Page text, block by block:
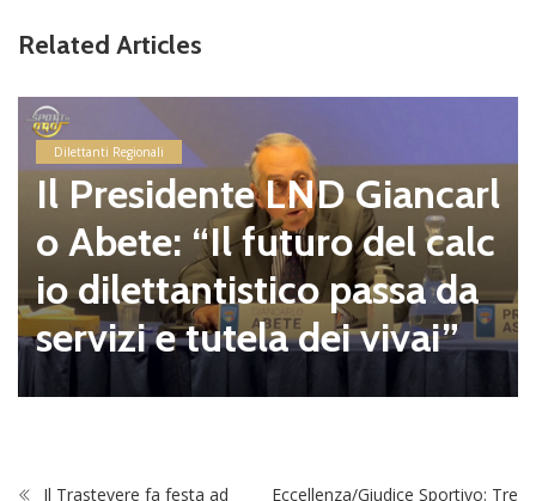
Related Articles
Dilettanti Regionali
Il Presidente LND Giancarl
o Abete: “Il futuro del calc
io dilettantistico passa da
servizi e tutela dei vivai”
Il Trastevere fa festa ad
Eccellenza/Giudice Sportivo: Tre